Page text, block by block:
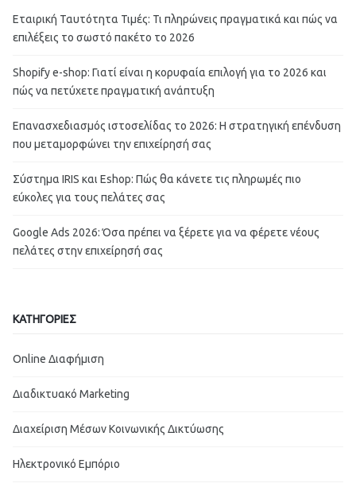
Εταιρική Ταυτότητα Τιμές: Τι πληρώνεις πραγματικά και πώς να
επιλέξεις το σωστό πακέτο το 2026
Shopify e-shop: Γιατί είναι η κορυφαία επιλογή για το 2026 και
πώς να πετύχετε πραγματική ανάπτυξη
Επανασχεδιασμός ιστοσελίδας το 2026: Η στρατηγική επένδυση
που μεταμορφώνει την επιχείρησή σας
Σύστημα IRIS και Eshop: Πώς θα κάνετε τις πληρωμές πιο
εύκολες για τους πελάτες σας
Google Ads 2026: Όσα πρέπει να ξέρετε για να φέρετε νέους
πελάτες στην επιχείρησή σας
ΚΑΤΗΓΟΡΙΕΣ
Online Διαφήμιση
Διαδικτυακό Marketing
Διαχείριση Μέσων Κοινωνικής Δικτύωσης
Ηλεκτρονικό Εμπόριο